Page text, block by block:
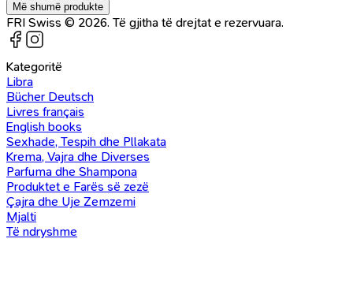
Më shumë produkte
FRI Swiss © 2026. Të gjitha të drejtat e rezervuara.
Kategoritë
Libra
Bücher Deutsch
Livres français
English books
Sexhade, Tespih dhe Pllakata
Krema, Vajra dhe Diverses
Parfuma dhe Shampona
Produktet e Farës së zezë
Çajra dhe Uje Zemzemi
Mjalti
Të ndryshme